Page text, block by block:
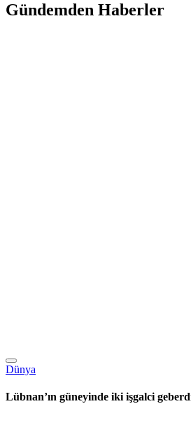
Gündemden Haberler
Dünya
Lübnan’ın güneyinde iki işgalci